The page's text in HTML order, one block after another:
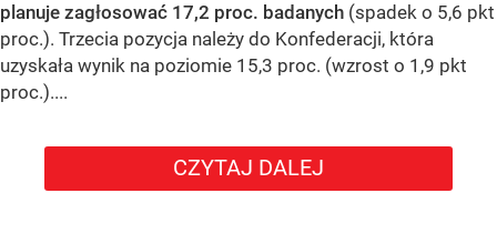
planuje zagłosować 17,2 proc. badanych (spadek o 5,6 pkt
proc.). Trzecia pozycja należy do Konfederacji, która
uzyskała wynik na poziomie 15,3 proc. (wzrost o 1,9 pkt
proc.)....
CZYTAJ DALEJ